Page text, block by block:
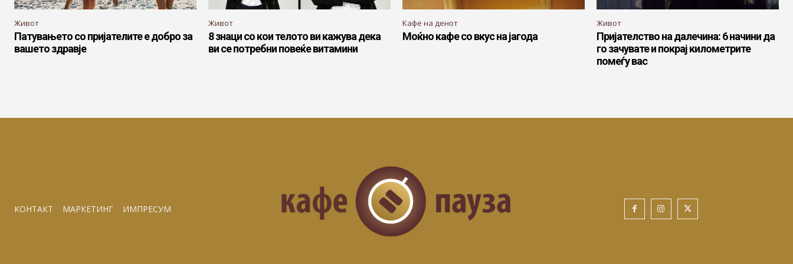
Живот
Патувањето со пријателите е добро за
вашето здравје
Живот
8 знаци со кои телото ви кажува дека
ви се потребни повеќе витамини
Кафе на денот
Моќно кафе со вкус на јагода
Живот
Пријателство на далечина: 6 начини да
го зачувате и покрај километрите
помеѓу вас
КОНТАКТ МАРКЕТИНГ ИМПРЕСУМ